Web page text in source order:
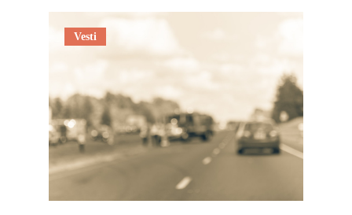
Vesti